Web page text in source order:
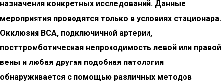
назначения конкретных исследований. Данные
мероприятия проводятся только в условиях стационара.
Окклюзия ВСА, подключичной артерии,
посттромботическая непроходимость левой или правой
вены и любая другая подобная патология
обнаруживается с помощью различных методов